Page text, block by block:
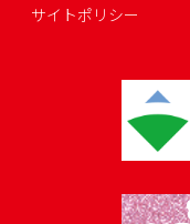
サイトポリシー